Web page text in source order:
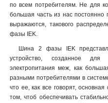
по всем потребителям. Не для
большая часть из нас постоянно
выражаются, такового
фазы IEK.
Шина 2 фазы IEK
устройство, созданное для
электропитания меж, как
разными потребителями в
что ее, как все говорят,
том, чтоб обеспечивать